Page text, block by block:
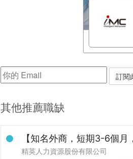
其他推薦職缺
【知名外商，短期3-6個
精英人力資源股份有限公司